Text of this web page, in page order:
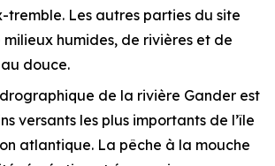
tremble. Les autres parties du site
milieux humides, de rivières et de
douce.
de la rivière Gander est
versants les plus importants de l’île
atlantique. La pêche à la mouche